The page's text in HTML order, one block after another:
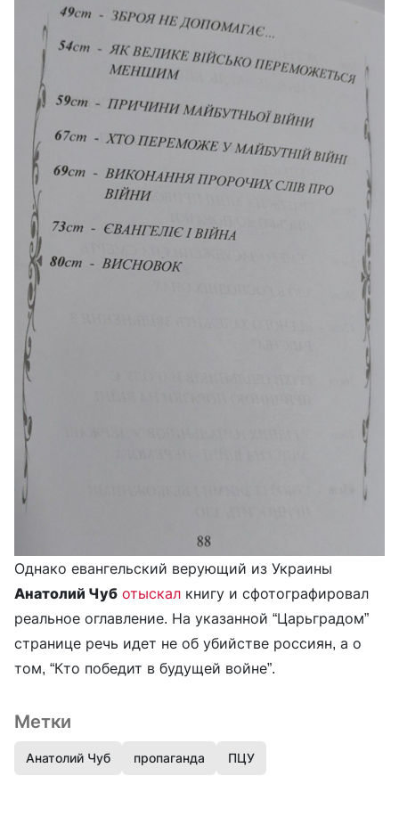
Однако евангельский верующий из Украины
Анатолий Чуб отыскал книгу и сфотографировал
реальное оглавление. На указанной “Царьградом”
странице речь идет не об убийстве россиян, а о
том, “Кто победит в будущей войне”.
Метки
Анатолий Чуб пропаганда ПЦУ